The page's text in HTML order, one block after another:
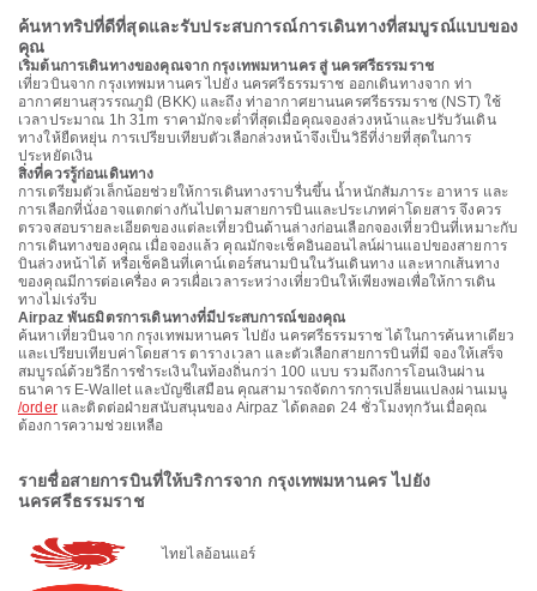
ค้นหาทริปที่ดีที่สุดและรับประสบการณ์การเดินทางที่สมบูรณ์แบบของ
คุณ
เริ่มต้นการเดินทางของคุณจาก กรุงเทพมหานคร สู่ นครศรีธรรมราช
เที่ยวบินจาก กรุงเทพมหานคร ไปยัง นครศรีธรรมราช ออกเดินทางจาก ท่า
อากาศยานสุวรรณภูมิ (BKK) และถึง ท่าอากาศยานนครศรีธรรมราช (NST) ใช้
เวลาประมาณ 1h 31m ราคามักจะต่ำที่สุดเมื่อคุณจองล่วงหน้าและปรับวันเดิน
ทางให้ยืดหยุ่น การเปรียบเทียบตัวเลือกล่วงหน้าจึงเป็นวิธีที่ง่ายที่สุดในการ
ประหยัดเงิน
สิ่งที่ควรรู้ก่อนเดินทาง
การเตรียมตัวเล็กน้อยช่วยให้การเดินทางราบรื่นขึ้น น้ำหนักสัมภาระ อาหาร และ
การเลือกที่นั่งอาจแตกต่างกันไปตามสายการบินและประเภทค่าโดยสาร จึงควร
ตรวจสอบรายละเอียดของแต่ละเที่ยวบินด้านล่างก่อนเลือกจองเที่ยวบินที่เหมาะกับ
การเดินทางของคุณ เมื่อจองแล้ว คุณมักจะเช็คอินออนไลน์ผ่านแอปของสายการ
บินล่วงหน้าได้ หรือเช็คอินที่เคาน์เตอร์สนามบินในวันเดินทาง และหากเส้นทาง
ของคุณมีการต่อเครื่อง ควรเผื่อเวลาระหว่างเที่ยวบินให้เพียงพอเพื่อให้การเดิน
ทางไม่เร่งรีบ
Airpaz พันธมิตรการเดินทางที่มีประสบการณ์ของคุณ
ค้นหาเที่ยวบินจาก กรุงเทพมหานคร ไปยัง นครศรีธรรมราช ได้ในการค้นหาเดียว
และเปรียบเทียบค่าโดยสาร ตารางเวลา และตัวเลือกสายการบินที่มี จองให้เสร็จ
สมบูรณ์ด้วยวิธีการชำระเงินในท้องถิ่นกว่า 100 แบบ รวมถึงการโอนเงินผ่าน
ธนาคาร E-Wallet และบัญชีเสมือน คุณสามารถจัดการการเปลี่ยนแปลงผ่านเมนู
/orderและติดต่อฝ่ายสนับสนุนของ Airpaz ได้ตลอด 24 ชั่วโมงทุกวันเมื่อคุณ
ต้องการความช่วยเหลือ
รายชื่อสายการบินที่ให้บริการจาก กรุงเทพมหานคร ไปยัง
นครศรีธรรมราช
ไทยไลอ้อนแอร์